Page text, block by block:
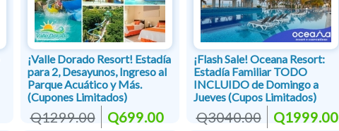
¡Valle Dorado Resort! Estadía
para 2, Desayunos, Ingreso al
Parque Acuático y Más.
(Cupones Limitados)
Q1299.00 Q699.00
¡Flash Sale! Oceana Resort:
Estadía Familiar TODO
INCLUIDO de Domingo a
Jueves (Cupos Limitados)
Q3040.00 Q1999.00